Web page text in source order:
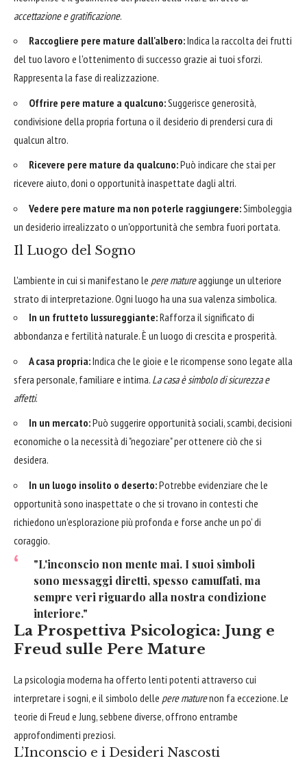
accettazione e gratificazione.
Raccogliere pere mature dall'albero:Indica la raccolta dei frutti
del tuo lavoro e l'ottenimento di successo grazie ai tuoi sforzi.
Rappresenta la fase di realizzazione.
Offrire pere mature a qualcuno:Suggerisce generosità,
condivisione della propria fortuna o il desiderio di prendersi cura di
qualcun altro.
Ricevere pere mature da qualcuno:Può indicare che stai per
ricevere aiuto, doni o opportunità inaspettate dagli altri.
Vedere pere mature ma non poterle raggiungere:Simboleggia
un desiderio irrealizzato o un'opportunità che sembra fuori portata.
Il Luogo del Sogno
L'ambiente in cui si manifestano le pere matureaggiunge un ulteriore
strato di interpretazione. Ogni luogo ha una sua valenza simbolica.
In un frutteto lussureggiante:Rafforza il significato di
abbondanza e fertilità naturale. È un luogo di crescita e prosperità.
A casa propria:Indica che le gioie e le ricompense sono legate alla
sfera personale, familiare e intima. La casa è simbolo di sicurezza e
affetti.
In un mercato:Può suggerire opportunità sociali, scambi, decisioni
economiche o la necessità di "negoziare" per ottenere ciò che si
desidera.
In un luogo insolito o deserto:Potrebbe evidenziare che le
opportunità sono inaspettate o che si trovano in contesti che
richiedono un'esplorazione più profonda e forse anche un po' di
coraggio.
"L'inconscio non mente mai. I suoi simboli
sono messaggi diretti, spesso camuffati, ma
sempre veri riguardo alla nostra condizione
interiore."
La Prospettiva Psicologica: Jung e
Freud sulle Pere Mature
La psicologia moderna ha offerto lenti potenti attraverso cui
interpretare i sogni, e il simbolo delle pere maturenon fa eccezione. Le
teorie di Freud e Jung, sebbene diverse, offrono entrambe
approfondimenti preziosi.
L’Inconscio e i Desideri Nascosti